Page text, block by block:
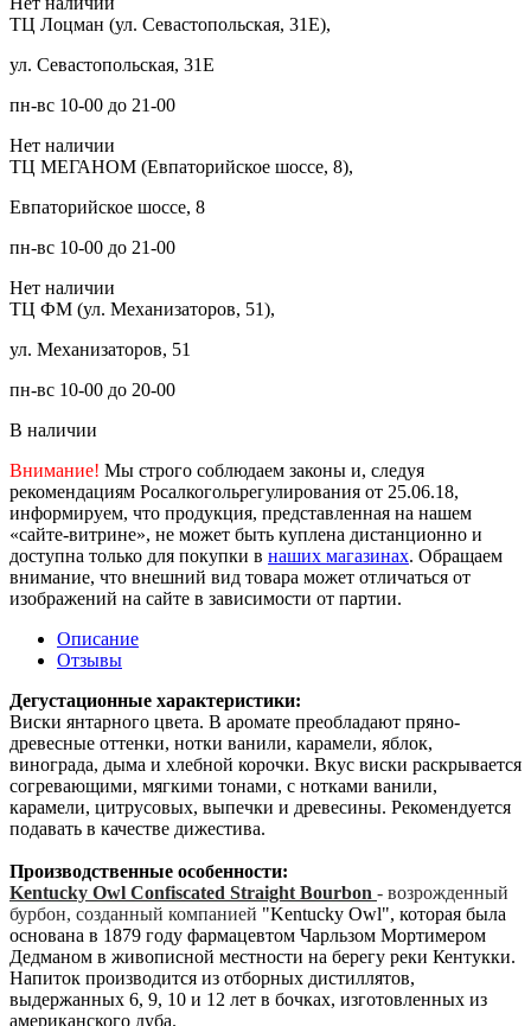
ТЦ Лоцман (ул. Севастопольская, 31Е),
ул. Севастопольская, 31Е
пн-вс 10-00 до 21-00
Нет наличии
ТЦ МЕГАНОМ (Евпаторийское шоссе, 8),
Евпаторийское шоссе, 8
пн-вс 10-00 до 21-00
Нет наличии
ТЦ ФМ (ул. Механизаторов, 51),
ул. Механизаторов, 51
пн-вс 10-00 до 20-00
В наличии
Внимание! Мы строго соблюдаем законы и, следуя
рекомендациям Росалкогольрегулирования от 25.06.18,
информируем, что продукция, представленная на нашем
«сайте-витрине», не может быть куплена дистанционно и
доступна только для покупки в наших магазинах. Обращаем
внимание, что внешний вид товара может отличаться от
изображений на сайте в зависимости от партии.
Описание
Отзывы
Дегустационные характеристики:
Виски янтарного цвета. В аромате преобладают пряно-
древесные оттенки, нотки ванили, карамели, яблок,
винограда, дыма и хлебной корочки. Вкус виски раскрывается
согревающими, мягкими тонами, с нотками ванили,
карамели, цитрусовых, выпечки и древесины. Рекомендуется
подавать в качестве дижестива.
Производственные особенности:
Kentucky Owl Confiscated Straight Bourbon - возрожденный
бурбон, созданный компанией "Kentucky Owl", которая была
основана в 1879 году фармацевтом Чарльзом Мортимером
Дедманом в живописной местности на берегу реки Кентукки.
Напиток производится из отборных дистиллятов,
выдержанных 6, 9, 10 и 12 лет в бочках, изготовленных из
американского дуба.